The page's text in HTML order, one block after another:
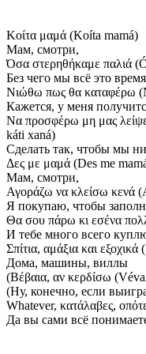
Κοίτα μαμά (Koíta mamá)
Мам, смотри,
Όσα στερηθήκαμε παλιά
Без чего мы всё это
Νιώθω πως θα καταφέρω
Кажется, у меня
Να προσφέρω μη μας
káti xaná)
Сделать так, чтобы мы
Δες με μαμά (Des me
Мам, смотри,
Αγοράζω να κλείσω κενά
Я покупаю, чтобы
Θα σου πάρω κι εσένα
И тебе много всего
Σπίτια, αμάξια και
Дома, машины, виллы
(Βέβαια, αν κερδίσω
(Ну, конечно, если
Whatever, κατάλαβες,
Да вы сами всё